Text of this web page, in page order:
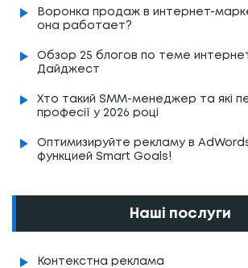
Воронка продаж в интернет-
она работает?
Обзор 25 блогов по теме
Дайджест
Хто такий SMM-менеджер та які
професії у 2026 році
Оптимизируйте рекламу в
функцией Smart Goals!
Наші послуги
Контекстна реклама